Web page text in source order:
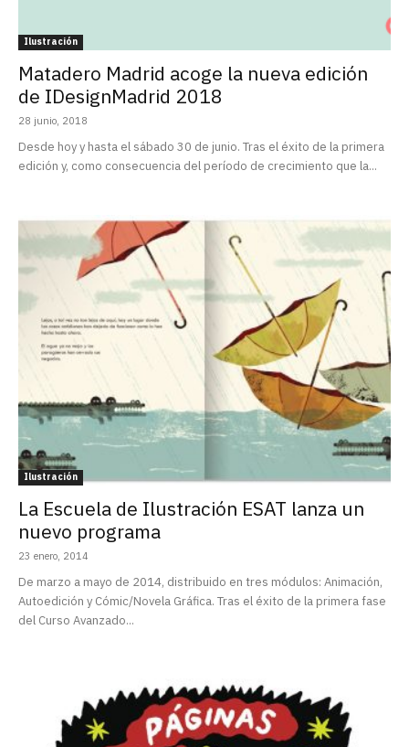
Ilustración
Matadero Madrid acoge la nueva edición
de IDesignMadrid 2018
28 junio, 2018
Desde hoy y hasta el sábado 30 de junio. Tras el éxito de la primera
edición y, como consecuencia del período de crecimiento que la...
Ilustración
La Escuela de Ilustración ESAT lanza un
nuevo programa
23 enero, 2014
De marzo a mayo de 2014, distribuido en tres módulos: Animación,
Autoedición y Cómic/Novela Gráfica. Tras el éxito de la primera fase
del Curso Avanzado...